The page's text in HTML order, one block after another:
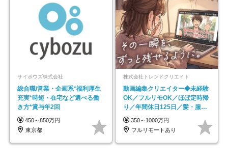
サイボウズ株式会社
総合職/営業・企画系*福利厚生
充実*時短・在宅など選べる働
き方*賞与年2回
450～850万円
東京都
株式会社トレンドクリエイト
動画編集クリエイター◆未経験
OK／フルリモOK／ほぼ定時帰
り／年間休日125日／髪・服・
ネイル自由／副業OK
350～1000万円
フルリモートあり